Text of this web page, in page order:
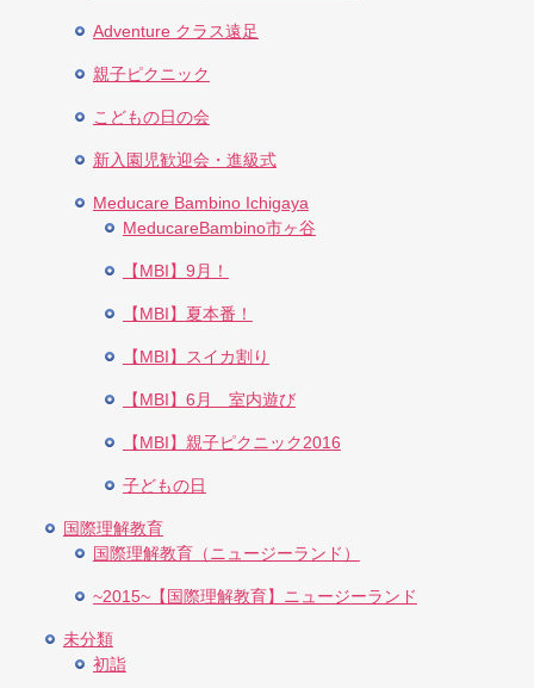
Adventure クラス遠足
親子ピクニック
こどもの日の会
新入園児歓迎会・進級式
Meducare Bambino Ichigaya
MeducareBambino市ヶ谷
【MBI】9月！
【MBI】夏本番！
【MBI】スイカ割り
【MBI】6月 室内遊び
【MBI】親子ピクニック2016
子どもの日
国際理解教育
国際理解教育（ニュージーランド）
~2015~【国際理解教育】ニュージーランド
未分類
初詣